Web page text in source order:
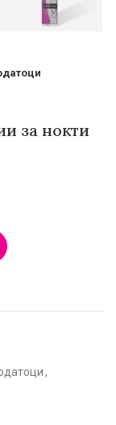
за нокти
,